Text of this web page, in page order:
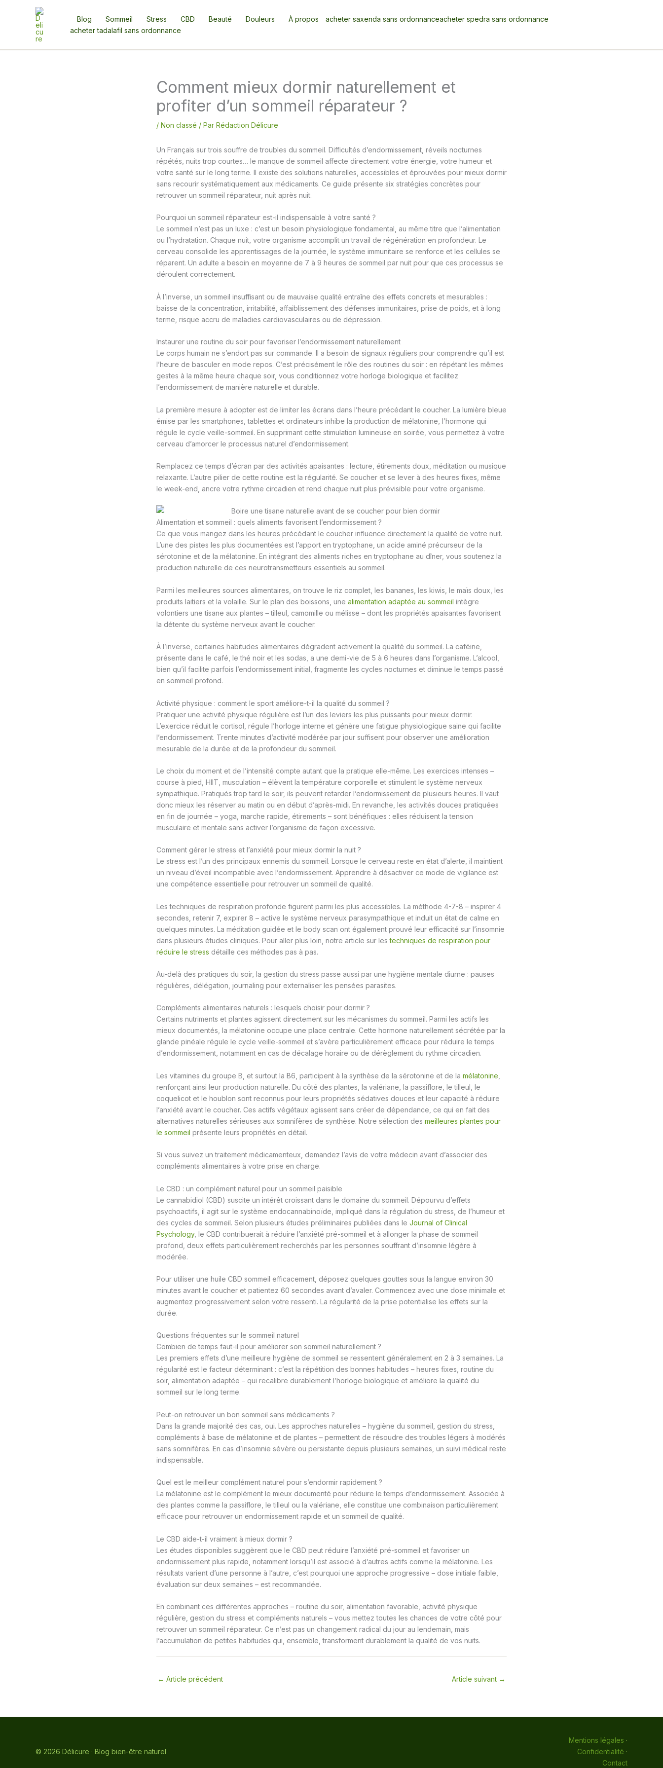
Blog Sommeil Stress CBD Beauté Douleurs À propos acheter saxenda sans ordonnanceacheter spedra sans ordonnance
acheter tadalafil sans ordonnance
Comment mieux dormir naturellement et
profiter d’un sommeil réparateur ?
/ Non classé / Par Rédaction Délicure
Un Français sur trois souffre de troubles du sommeil. Difficultés d’endormissement, réveils nocturnes
répétés, nuits trop courtes… le manque de sommeil affecte directement votre énergie, votre humeur et
votre santé sur le long terme. Il existe des solutions naturelles, accessibles et éprouvées pour mieux dormir
sans recourir systématiquement aux médicaments. Ce guide présente six stratégies concrètes pour
retrouver un sommeil réparateur, nuit après nuit.
Pourquoi un sommeil réparateur est-il indispensable à votre santé ?
Le sommeil n’est pas un luxe : c’est un besoin physiologique fondamental, au même titre que l’alimentation
ou l’hydratation. Chaque nuit, votre organisme accomplit un travail de régénération en profondeur. Le
cerveau consolide les apprentissages de la journée, le système immunitaire se renforce et les cellules se
réparent. Un adulte a besoin en moyenne de 7 à 9 heures de sommeil par nuit pour que ces processus se
déroulent correctement.
À l’inverse, un sommeil insuffisant ou de mauvaise qualité entraîne des effets concrets et mesurables :
baisse de la concentration, irritabilité, affaiblissement des défenses immunitaires, prise de poids, et à long
terme, risque accru de maladies cardiovasculaires ou de dépression.
Instaurer une routine du soir pour favoriser l’endormissement naturellement
Le corps humain ne s’endort pas sur commande. Il a besoin de signaux réguliers pour comprendre qu’il est
l’heure de basculer en mode repos. C’est précisément le rôle des routines du soir : en répétant les mêmes
gestes à la même heure chaque soir, vous conditionnez votre horloge biologique et facilitez
l’endormissement de manière naturelle et durable.
La première mesure à adopter est de limiter les écrans dans l’heure précédant le coucher. La lumière bleue
émise par les smartphones, tablettes et ordinateurs inhibe la production de mélatonine, l’hormone qui
régule le cycle veille-sommeil. En supprimant cette stimulation lumineuse en soirée, vous permettez à votre
cerveau d’amorcer le processus naturel d’endormissement.
Remplacez ce temps d’écran par des activités apaisantes : lecture, étirements doux, méditation ou musique
relaxante. L’autre pilier de cette routine est la régularité. Se coucher et se lever à des heures fixes, même
le week-end, ancre votre rythme circadien et rend chaque nuit plus prévisible pour votre organisme.
Alimentation et sommeil : quels aliments favorisent l’endormissement ?
Ce que vous mangez dans les heures précédant le coucher influence directement la qualité de votre nuit.
L’une des pistes les plus documentées est l’apport en tryptophane, un acide aminé précurseur de la
sérotonine et de la mélatonine. En intégrant des aliments riches en tryptophane au dîner, vous soutenez la
production naturelle de ces neurotransmetteurs essentiels au sommeil.
Parmi les meilleures sources alimentaires, on trouve le riz complet, les bananes, les kiwis, le maïs doux, les
produits laitiers et la volaille. Sur le plan des boissons, une alimentation adaptée au sommeil intègre
volontiers une tisane aux plantes – tilleul, camomille ou mélisse – dont les propriétés apaisantes favorisent
la détente du système nerveux avant le coucher.
À l’inverse, certaines habitudes alimentaires dégradent activement la qualité du sommeil. La caféine,
présente dans le café, le thé noir et les sodas, a une demi-vie de 5 à 6 heures dans l’organisme. L’alcool,
bien qu’il facilite parfois l’endormissement initial, fragmente les cycles nocturnes et diminue le temps passé
en sommeil profond.
Activité physique : comment le sport améliore-t-il la qualité du sommeil ?
Pratiquer une activité physique régulière est l’un des leviers les plus puissants pour mieux dormir.
L’exercice réduit le cortisol, régule l’horloge interne et génère une fatigue physiologique saine qui facilite
l’endormissement. Trente minutes d’activité modérée par jour suffisent pour observer une amélioration
mesurable de la durée et de la profondeur du sommeil.
Le choix du moment et de l’intensité compte autant que la pratique elle-même. Les exercices intenses –
course à pied, HIIT, musculation – élèvent la température corporelle et stimulent le système nerveux
sympathique. Pratiqués trop tard le soir, ils peuvent retarder l’endormissement de plusieurs heures. Il vaut
donc mieux les réserver au matin ou en début d’après-midi. En revanche, les activités douces pratiquées
en fin de journée – yoga, marche rapide, étirements – sont bénéfiques : elles réduisent la tension
musculaire et mentale sans activer l’organisme de façon excessive.
Comment gérer le stress et l’anxiété pour mieux dormir la nuit ?
Le stress est l’un des principaux ennemis du sommeil. Lorsque le cerveau reste en état d’alerte, il maintient
un niveau d’éveil incompatible avec l’endormissement. Apprendre à désactiver ce mode de vigilance est
une compétence essentielle pour retrouver un sommeil de qualité.
Les techniques de respiration profonde figurent parmi les plus accessibles. La méthode 4-7-8 – inspirer 4
secondes, retenir 7, expirer 8 – active le système nerveux parasympathique et induit un état de calme en
quelques minutes. La méditation guidée et le body scan ont également prouvé leur efficacité sur l’insomnie
dans plusieurs études cliniques. Pour aller plus loin, notre article sur lestechniques de respiration pour
réduire le stress détaille ces méthodes pas à pas.
Au-delà des pratiques du soir, la gestion du stress passe aussi par une hygiène mentale diurne : pauses
régulières, délégation, journaling pour externaliser les pensées parasites.
Compléments alimentaires naturels : lesquels choisir pour dormir ?
Certains nutriments et plantes agissent directement sur les mécanismes du sommeil. Parmi les actifs les
mieux documentés, la mélatonine occupe une place centrale. Cette hormone naturellement sécrétée par la
glande pinéale régule le cycle veille-sommeil et s’avère particulièrement efficace pour réduire le temps
d’endormissement, notamment en cas de décalage horaire ou de dérèglement du rythme circadien.
Les vitamines du groupe B, et surtout la B6, participent à la synthèse de la sérotonine et de la mélatonine
renforçant ainsi leur production naturelle. Du côté des plantes, la valériane, la passiflore, le tilleul, le
coquelicot et le houblon sont reconnus pour leurs propriétés sédatives douces et leur capacité à réduire
l’anxiété avant le coucher. Ces actifs végétaux agissent sans créer de dépendance, ce qui en fait des
alternatives naturelles sérieuses aux somnifères de synthèse. Notre sélection des meilleures plantes pour
le sommeil présente leurs propriétés en détail.
Si vous suivez un traitement médicamenteux, demandez l’avis de votre médecin avant d’associer des
compléments alimentaires à votre prise en charge.
Le CBD : un complément naturel pour un sommeil paisible
Le cannabidiol (CBD) suscite un intérêt croissant dans le domaine du sommeil. Dépourvu d’effets
psychoactifs, il agit sur le système endocannabinoïde, impliqué dans la régulation du stress, de l’humeur et
des cycles de sommeil. Selon plusieurs études préliminaires publiées dans le Journal of Clinical
Psychology, le CBD contribuerait à réduire l’anxiété pré-sommeil et à allonger la phase de sommeil
profond, deux effets particulièrement recherchés par les personnes souffrant d’insomnie légère à
modérée.
Pour utiliser une huile CBD sommeil efficacement, déposez quelques gouttes sous la langue environ 30
minutes avant le coucher et patientez 60 secondes avant d’avaler. Commencez avec une dose minimale et
augmentez progressivement selon votre ressenti. La régularité de la prise potentialise les effets sur la
durée.
Questions fréquentes sur le sommeil naturel
Combien de temps faut-il pour améliorer son sommeil naturellement ?
Les premiers effets d’une meilleure hygiène de sommeil se ressentent généralement en 2 à 3 semaines. La
régularité est le facteur déterminant : c’est la répétition des bonnes habitudes – heures fixes, routine du
soir, alimentation adaptée – qui recalibre durablement l’horloge biologique et améliore la qualité du
sommeil sur le long terme.
Peut-on retrouver un bon sommeil sans médicaments ?
Dans la grande majorité des cas, oui. Les approches naturelles – hygiène du sommeil, gestion du stress,
compléments à base de mélatonine et de plantes – permettent de résoudre des troubles légers à modérés
sans somnifères. En cas d’insomnie sévère ou persistante depuis plusieurs semaines, un suivi médical reste
indispensable.
Quel est le meilleur complément naturel pour s’endormir rapidement ?
La mélatonine est le complément le mieux documenté pour réduire le temps d’endormissement. Associée à
des plantes comme la passiflore, le tilleul ou la valériane, elle constitue une combinaison particulièrement
efficace pour retrouver un endormissement rapide et un sommeil de qualité.
Le CBD aide-t-il vraiment à mieux dormir ?
Les études disponibles suggèrent que le CBD peut réduire l’anxiété pré-sommeil et favoriser un
endormissement plus rapide, notamment lorsqu’il est associé à d’autres actifs comme la mélatonine. Les
résultats varient d’une personne à l’autre, c’est pourquoi une approche progressive – dose initiale faible,
évaluation sur deux semaines – est recommandée.
En combinant ces différentes approches – routine du soir, alimentation favorable, activité physique
régulière, gestion du stress et compléments naturels – vous mettez toutes les chances de votre côté pour
retrouver un sommeil réparateur. Ce n’est pas un changement radical du jour au lendemain, mais
l’accumulation de petites habitudes qui, ensemble, transforment durablement la qualité de vos nuits.
← Article précédent Article suivant →
© 2026 Délicure · Blog bien-être naturel
Mentions légales ·
Confidentialité ·
Contact